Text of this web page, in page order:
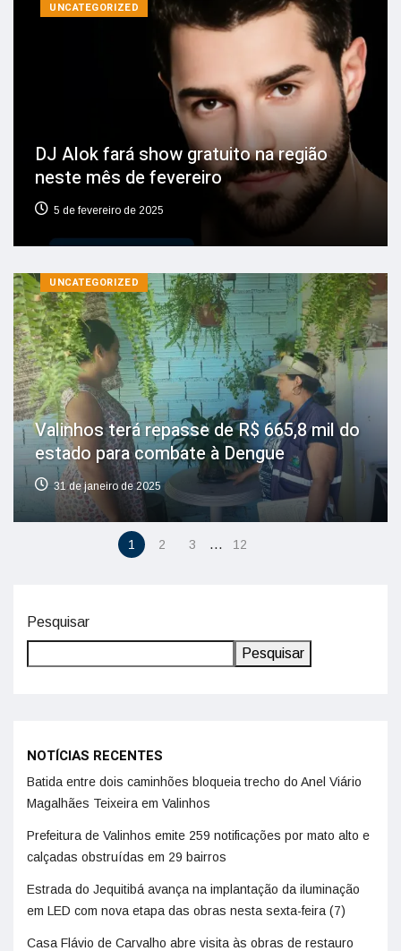
UNCATEGORIZED
DJ Alok fará show gratuito na região
neste mês de fevereiro
5 de fevereiro de 2025
UNCATEGORIZED
Valinhos terá repasse de R$ 665,8 mil do
estado para combate à Dengue
31 de janeiro de 2025
1 2 3 … 12
Pesquisar
Pesquisar
NOTÍCIAS RECENTES
Batida entre dois caminhões bloqueia trecho do Anel Viário
Magalhães Teixeira em Valinhos
Prefeitura de Valinhos emite 259 notificações por mato alto e
calçadas obstruídas em 29 bairros
Estrada do Jequitibá avança na implantação da iluminação
em LED com nova etapa das obras nesta sexta-feira (7)
Casa Flávio de Carvalho abre visita às obras de restauro